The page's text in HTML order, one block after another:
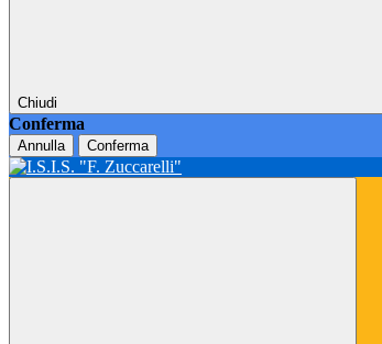
Chiudi
Conferma
Annulla Conferma